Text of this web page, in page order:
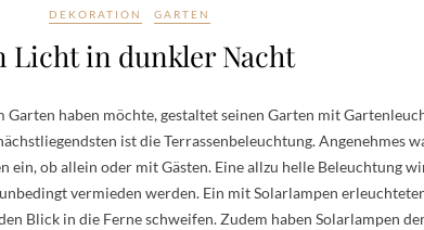
DEKORATION GARTEN
Licht in dunkler Nacht
haben möchte, gestaltet seinen Garten mit
ist die Terrassenbeleuchtung. Angenehmes
ein, ob allein oder mit Gästen. Eine allzu helle Beleuchtung
vermieden werden. Ein mit Solarlampen
Blick in die Ferne schweifen. Zudem haben Solarlampen